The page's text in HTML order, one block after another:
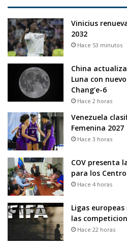
Vinicius
2032
Hace 53 minutos
China
Luna con
Chang’e-6
Hace 2 horas
Venezuela
Femenina 2027
Hace 3 horas
COV presenta
para los
Hace 4 horas
Ligas
las
Hace 22 horas